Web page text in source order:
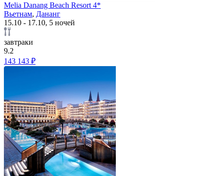
Melia Danang Beach Resort 4*
Вьетнам, Дананг
15.10 - 17.10, 5 ночей
завтраки
9.2
143 143 ₽